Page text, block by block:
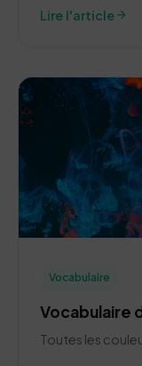
Lire l'articlearrow_forward
Vocabulaire
Vocabulaire
Toutes les